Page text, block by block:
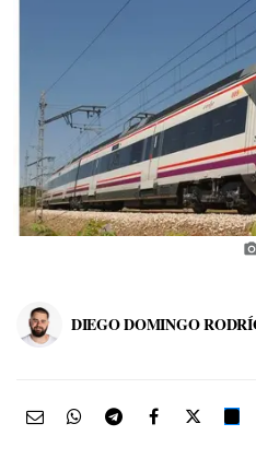
DIEGO DOMINGO